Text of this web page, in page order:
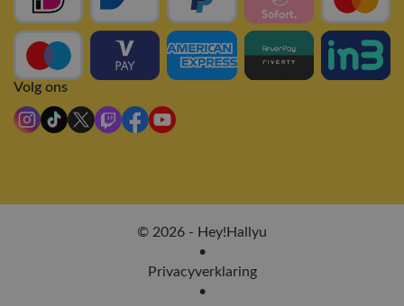
Volg ons
© 2026 - Hey!Hallyu
•
Privacyverklaring
•